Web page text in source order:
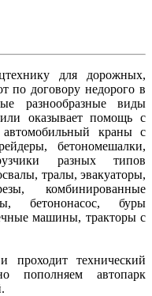
для дорожных,
по договору недорого в
разнообразные виды
оказывает помощь с
краны с
бетономешалки,
разных типов
тралы, эвакуаторы,
комбинированные
бетононасос, буры
машины, тракторы с
проходит технический
пополняем автопарк